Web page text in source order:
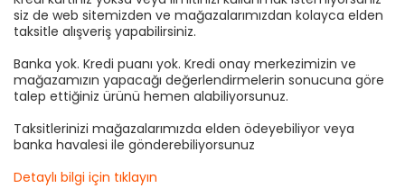
siz de web sitemizden ve mağazalarımızdan kolayca elden
taksitle alışveriş yapabilirsiniz.
Banka yok. Kredi puanı yok. Kredi onay merkezimizin ve
mağazamızın yapacağı değerlendirmelerin sonucuna göre
talep ettiğiniz ürünü hemen alabiliyorsunuz.
Taksitlerinizi mağazalarımızda elden ödeyebiliyor veya
banka havalesi ile gönderebiliyorsunuz
Detaylı bilgi için tıklayın